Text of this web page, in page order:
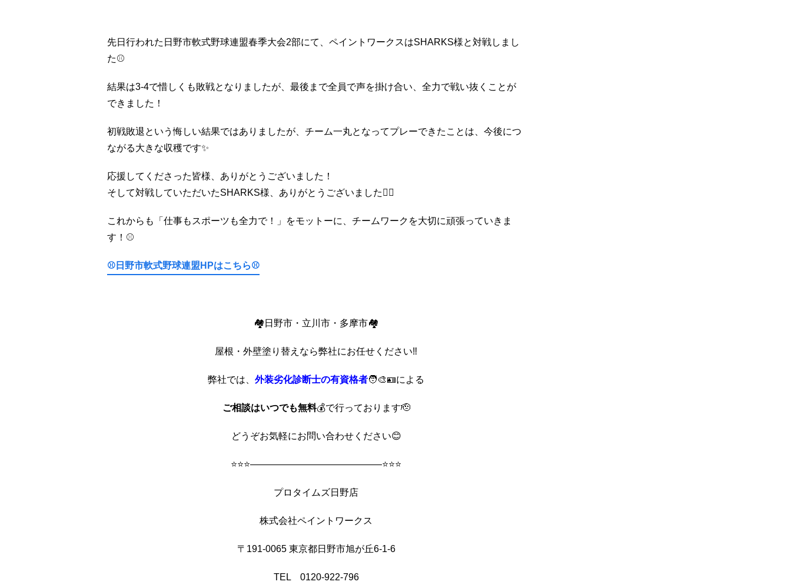
先日行われた日野市軟式野球連盟春季大会2部にて、ペイントワークスはSHARKS様と対戦しまし
た⚾
結果は3-4で惜しくも敗戦となりましたが、最後まで全員で声を掛け合い、全力で戦い抜くことが
できました！
初戦敗退という悔しい結果ではありましたが、チーム一丸となってプレーできたことは、今後につ
ながる大きな収穫です✨
応援してくださった皆様、ありがとうございました！
そして対戦していただいたSHARKS様、ありがとうございました🙇‍♀️
これからも「仕事もスポーツも全力で！」をモットーに、チームワークを大切に頑張っていきま
す！⚾
⚾日野市軟式野球連盟HPはこちら⚾
🏘️日野市・立川市・多摩市🏘️
屋根・外壁塗り替えなら弊社にお任せください‼
弊社では、 外装劣化診断士の有資格者🧑‍🎨🪪による
ご相談はいつでも無料💰で行っております🫡
どうぞお気軽にお問い合わせください😊
⭐⭐⭐——————————————⭐⭐⭐
プロタイムズ日野店
株式会社ペイントワークス
〒191-0065 東京都日野市旭が丘6-1-6
TEL 0120-922-796